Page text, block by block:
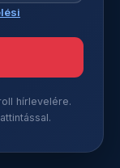
hírlevelére.